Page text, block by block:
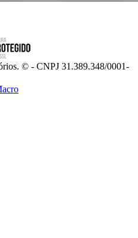
© - CNPJ 31.389.348/0001-